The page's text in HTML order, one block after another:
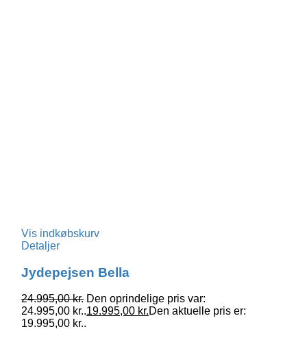
Vis indkøbskurv
Detaljer
Jydepejsen Bella
24.995,00kr. Den oprindelige pris var:
24.995,00 kr..19.995,00 kr.Den aktuelle pris er:
19.995,00 kr..